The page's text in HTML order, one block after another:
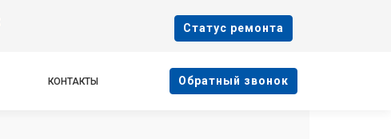
Cтатус ремонта
КОНТАКТЫ Oбратный звонок